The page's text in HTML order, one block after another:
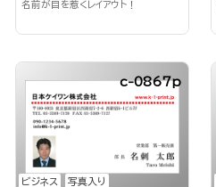
名前が目を惹くレイアウト！
ビジネス 写真入り
c-0867p